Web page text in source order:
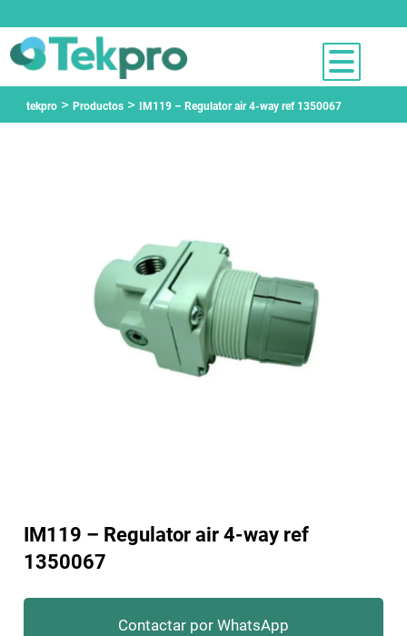
tekpro> Productos> IM119 – Regulator air 4-way ref 1350067
IM119 – Regulator air 4-way ref
1350067
Contactar por WhatsApp